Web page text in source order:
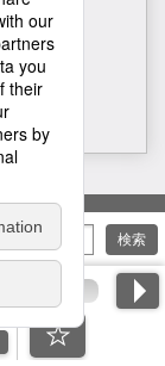
検索